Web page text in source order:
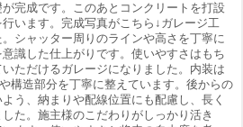
完成です。このあとコンクリートを打設
います。完成写真がこちら↓ガレージ工
シャッター周りのラインや高さを丁寧に
識した仕上がりです。使いやすさはもち
ただけるガレージになりました。内装は
構造部分を丁寧に整えています。後からの
う、納まりや配線位置にも配慮し、長く
た。施主様のこだわりがしっかり活き